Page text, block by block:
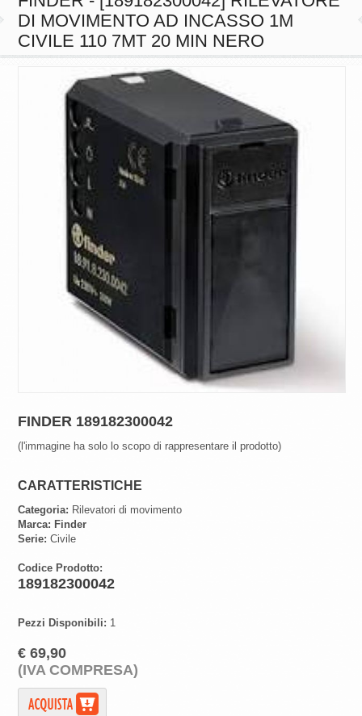
CIVILE 110 7MT 20 MIN NERO
FINDER 189182300042
(l'immagine ha solo lo scopo di rappresentare il prodotto)
CARATTERISTICHE
Categoria: Rilevatori di movimento
Marca: Finder
Serie: Civile
Codice Prodotto:
189182300042
Pezzi Disponibili: 1
€ 69,90
(IVA COMPRESA)